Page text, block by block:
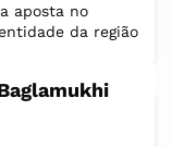
aposta no
da região